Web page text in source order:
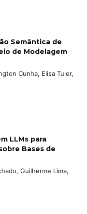
Semântica de
de Modelagem
Cunha, Elisa Tuler,
LLMs para
Bases de
Guilherme Lima,